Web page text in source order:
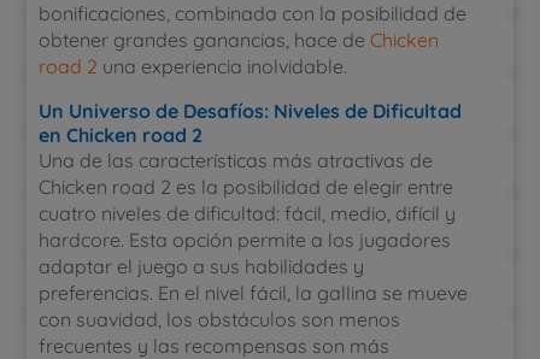
bonificaciones, combinada con la posibilidad de
obtener grandes ganancias, hace deChicken
road 2 una experiencia inolvidable.
Un Universo de Desafíos: Niveles de Dificultad
en Chicken road 2
Una de las características más atractivas de
Chicken road 2 es la posibilidad de elegir entre
cuatro niveles de dificultad: fácil, medio, difícil y
hardcore. Esta opción permite a los jugadores
adaptar el juego a sus habilidades y
preferencias. En el nivel fácil, la gallina se mueve
con suavidad, los obstáculos son menos
frecuentes y las recompensas son más